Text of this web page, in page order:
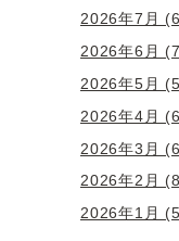
2026年7月
2026年6月
2026年5月
2026年4月
2026年3月
2026年2月
2026年1月